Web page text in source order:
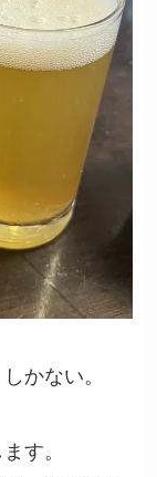
かない。
す。